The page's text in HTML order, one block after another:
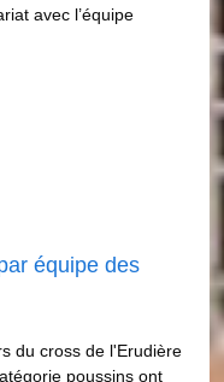
avec l’équipe
équipe des
du cross de l'Erudière
poussins ont